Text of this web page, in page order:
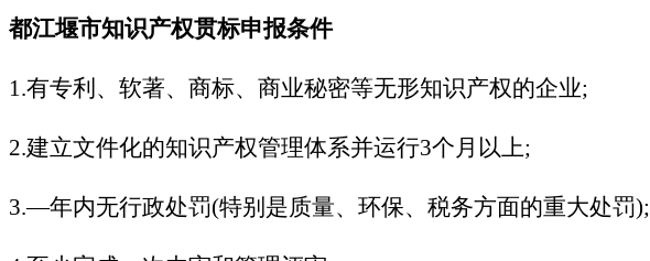
都江堰市知识产权贯标申报条件
1.有专利、软著、商标、商业秘密等无形知识产权的企业;
2.建立文件化的知识产权管理体系并运行3个月以上;
3.—年内无行政处罚(特别是质量、环保、税务方面的重大处罚);